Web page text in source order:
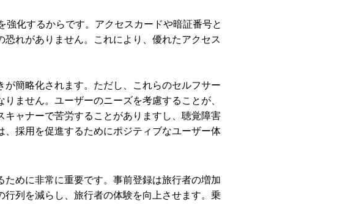
化するからです。アクセスカードや暗証番号と
れがありません。これにより、優れたアクセス
簡略化されます。ただし、これらのセルフサー
ません。ユーザーのニーズを考慮することが、
ャナーで苦労することがありますし、聴覚障害
採用を促進するためにポジティブなユーザー体
めに非常に重要です。事前登録は旅行者の増加
列を減らし、旅行者の体験を向上させます。乗